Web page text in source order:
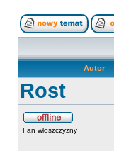
Autor
Rost
Fan włoszczyzny